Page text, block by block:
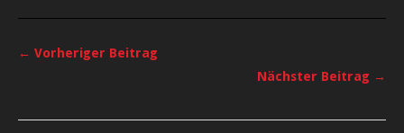
← Vorheriger Beitrag
Nächster Beitrag →